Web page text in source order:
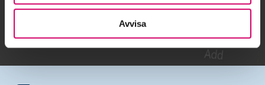
Avvisa
Lägg till i kalender